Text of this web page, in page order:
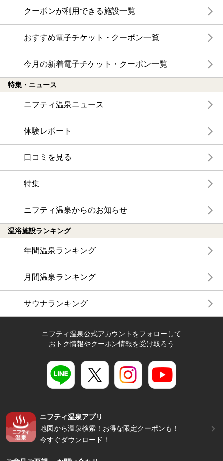
クーポンが利用できる施設一覧
おすすめ電子チケット・クーポン一覧
今月の新着電子チケット・クーポン一覧
特集・ニュース
ニフティ温泉ニュース
体験レポート
口コミを見る
特集
ニフティ温泉からのお知らせ
温浴施設ランキング
年間温泉ランキング
月間温泉ランキング
サウナランキング
ニフティ温泉公式アカウントをフォローして
おトク情報やクーポン情報を受け取ろう
ニフティ温泉アプリ
地図から温泉検索！お得な限定クーポンも！
今すぐダウンロード！